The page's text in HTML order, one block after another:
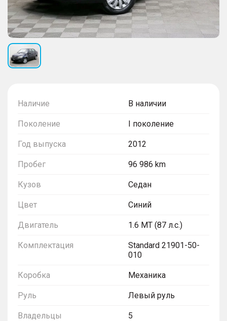
Наличие В наличии
Поколение I поколение
Год выпуска 2012
Пробег 96 986 km
Кузов Седан
Цвет Синий
Двигатель 1.6 MT (87 л.с.)
Комплектация
Standard 21901-50-
010
Коробка Механика
Руль Левый руль
Владельцы 5